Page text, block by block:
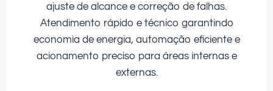
ajuste de alcance e correção de falhas.
Atendimento rápido e técnico garantindo
economia de energia, automação eficiente e
acionamento preciso para áreas internas e
externas.